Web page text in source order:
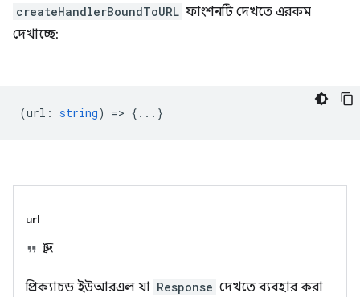
createHandlerBoundToURL ফাংশনটি দেখতে এরকম
দেখাচ্ছে:
(url : string) => {...}
url
স্ট্রিং
প্রিক্যাচড ইউআরএল যা Response দেখতে ব্যবহার করা